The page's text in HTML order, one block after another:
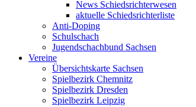
News Schiedsrichterwesen
aktuelle Schiedsrichterliste
Anti-Doping
Schulschach
Jugendschachbund Sachsen
Vereine
Übersichtskarte Sachsen
Spielbezirk Chemnitz
Spielbezirk Dresden
Spielbezirk Leipzig